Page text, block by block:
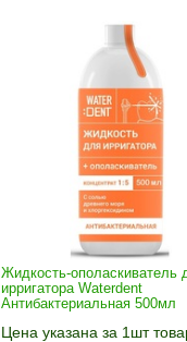
Жидкость-ополаскиватель
ирригатора Waterdent
Антибактериальная 500мл
Цена указана за 1шт